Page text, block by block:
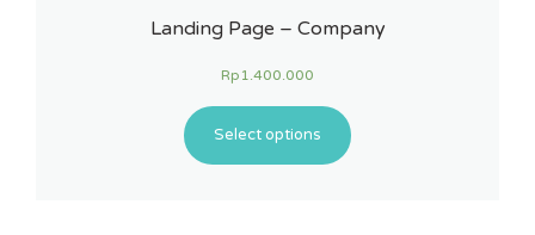
Landing Page – Company
Rp 1.400.000
Select options